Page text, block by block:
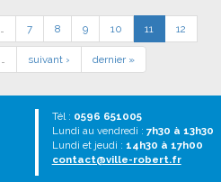
… 7 8 9 10 11 12
… suivant › dernier »
Tél : 0596 651005
Lundi au vendredi : 7h30 à 13h30
Lundi et jeudi : 14h30 à 17h00
contact@ville-robert.fr